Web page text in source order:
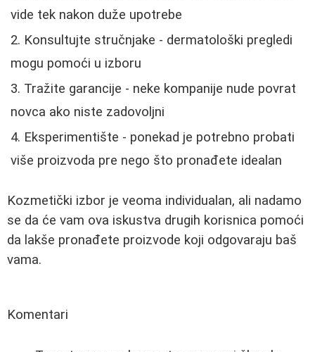
vide tek nakon duže upotrebe
Konsultujte stručnjake - dermatološki pregledi
mogu pomoći u izboru
Tražite garancije - neke kompanije nude povrat
novca ako niste zadovoljni
Eksperimentište - ponekad je potrebno probati
više proizvoda pre nego što pronađete idealan
Kozmetički izbor je veoma individualan, ali nadamo
se da će vam ova iskustva drugih korisnica pomoći
da lakše pronađete proizvode koji odgovaraju baš
vama.
Komentari